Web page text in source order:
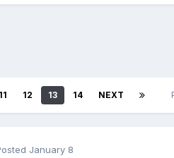
11 12 13 14 NEXT
January 8